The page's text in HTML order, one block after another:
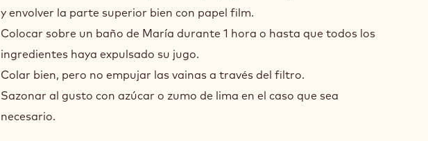
y envolver la parte superior bien con papel film.
Colocar sobre un baño de María durante 1 hora o hasta que todos los
ingredientes haya expulsado su jugo.
Colar bien, pero no empujar las vainas a través del filtro.
Sazonar al gusto con azúcar o zumo de lima en el caso que sea
necesario.